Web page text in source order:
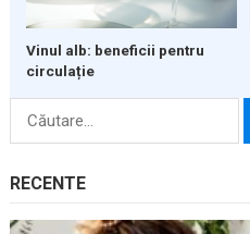
Vinul alb: beneficii pentru
circulație
Caută
RECENTE